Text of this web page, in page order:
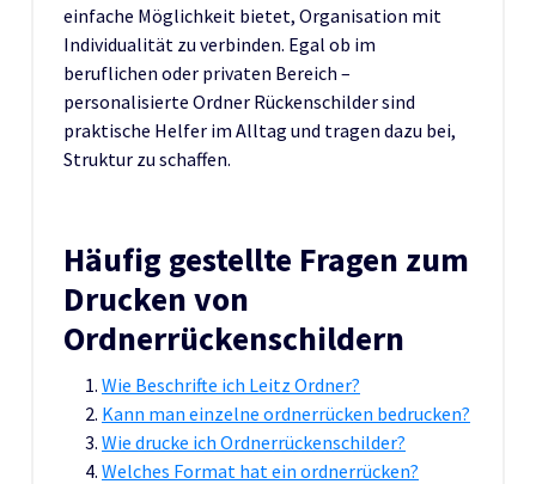
einfache Möglichkeit bietet, Organisation mit
Individualität zu verbinden. Egal ob im
beruflichen oder privaten Bereich –
personalisierte Ordner Rückenschilder sind
praktische Helfer im Alltag und tragen dazu bei,
Struktur zu schaffen.
Häufig gestellte Fragen zum
Drucken von
Ordnerrückenschildern
Wie Beschrifte ich Leitz Ordner?
Kann man einzelne ordnerrücken bedrucken?
Wie drucke ich Ordnerrückenschilder?
Welches Format hat ein ordnerrücken?